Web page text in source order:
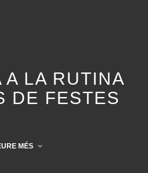
A LA RUTINA
DE FESTES
MÉS